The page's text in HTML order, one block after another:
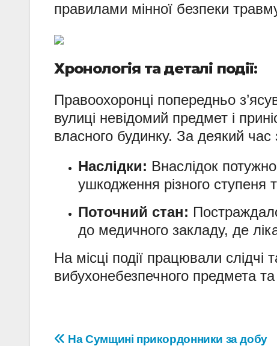
правилами мінної безпеки
Хронологія та деталі події:
Правоохоронці попередньо
вулиці невідомий предмет і
власного будинку. За деякий час
Наслідки: Внаслідок
ушкодження різного ступеня
Поточний стан:
до медичного закладу, де
На місці події працювали слідчі
вибухонебезпечного предмета
На Сумщині прикордонники за добу